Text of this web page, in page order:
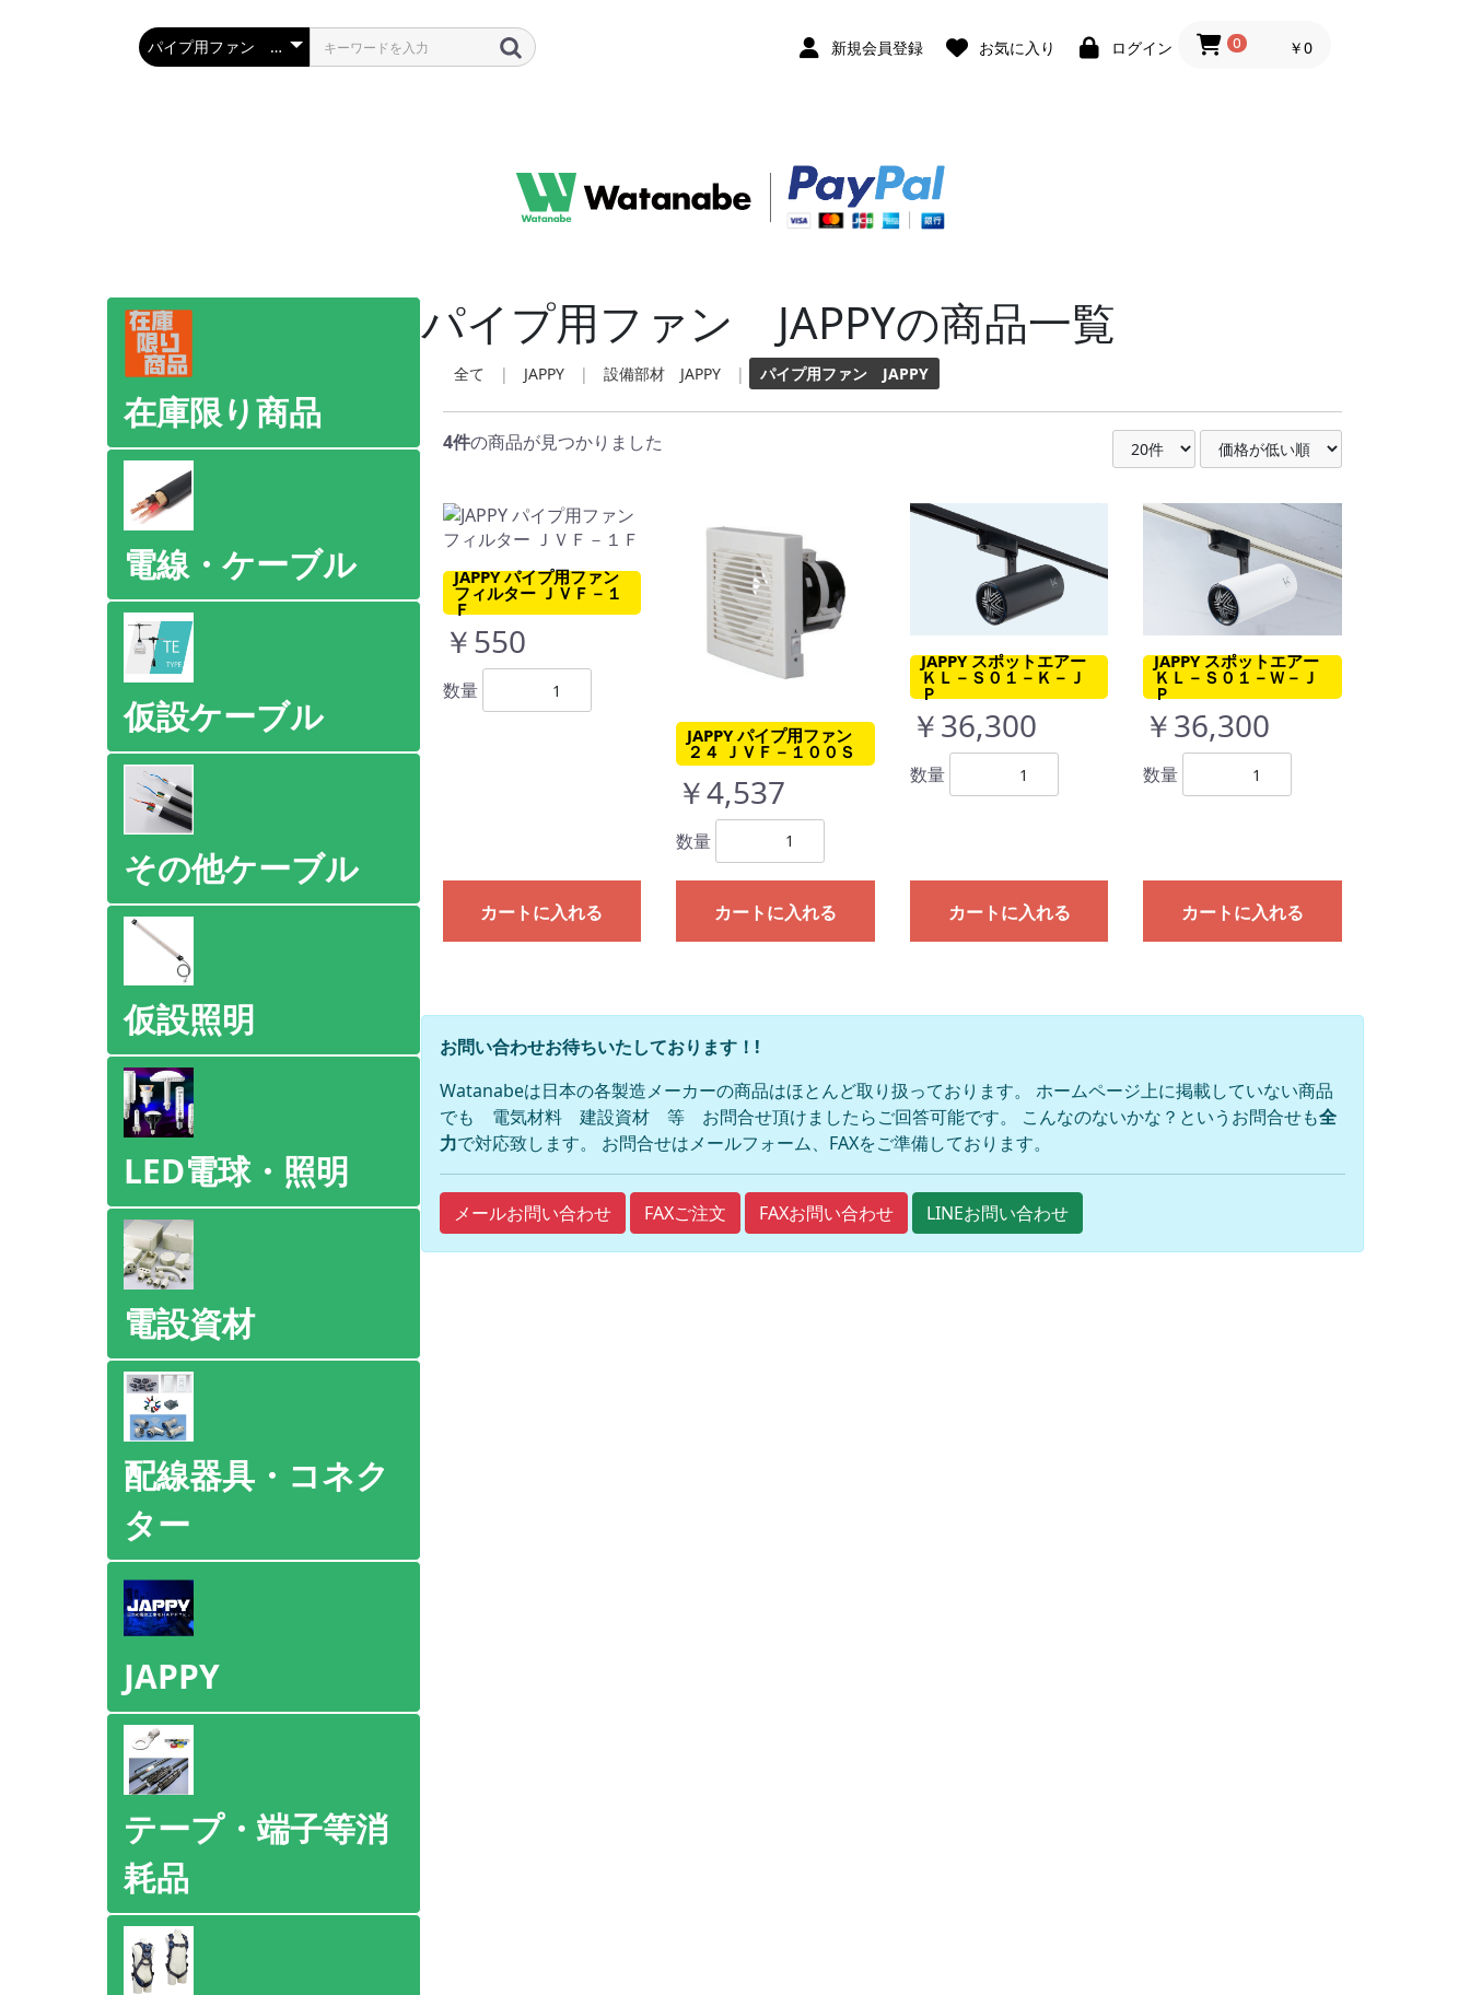
新規会員登録 お気に入り ログイン 0 ￥0
在庫限り商品
電線・ケーブル
仮設ケーブル
その他ケーブル
仮設照明
LED電球・照明
電設資材
配線器具・コネク
ター
JAPPY
テープ・端子等消
耗品
パイプ用ファン JAPPYの商品一覧
全て | JAPPY | 設備部材 JAPPY | パイプ用ファン JAPPY
4件の商品が見つかりました
JAPPY パイプ用ファン
フィルター ＪＶＦ－１
Ｆ
￥550
数量
カートに入れる
JAPPY パイプ用ファン
２４ ＪＶＦ－１００Ｓ
￥4,537
数量
カートに入れる
JAPPY スポットエアー
ＫＬ－Ｓ０１－Ｋ－Ｊ
Ｐ
￥36,300
数量
カートに入れる
JAPPY スポットエアー
ＫＬ－Ｓ０１－Ｗ－Ｊ
Ｐ
￥36,300
数量
カートに入れる
お問い合わせお待ちいたしております！!
Watanabeは日本の各製造メーカーの商品はほとんど取り扱っております。 ホームページ上に掲載していない商品
でも 電気材料 建設資材 等 お問合せ頂けましたらご回答可能です。 こんなのないかな？というお問合せも全
力で対応致します。 お問合せはメールフォーム、FAXをご準備しております。
メールお問い合わせ FAXご注文 FAXお問い合わせ LINEお問い合わせ